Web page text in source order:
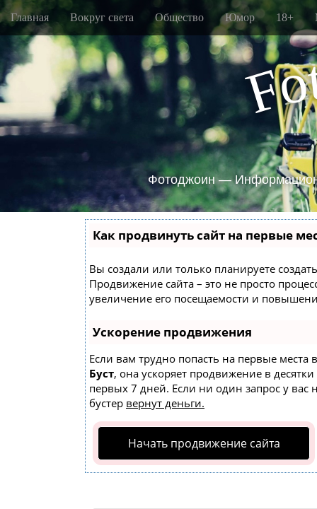
M
a
n
m
e
n
u
S
k
i
o
c
o
n
Главная Вокруг света Общество Юмор 18+
Fo
Фотоджоин —
Как продвинуть сайт на первые
Вы создали или только планируете
Продвижение сайта – это не просто
увеличение его посещаемости и
Ускорение продвижения
Если вам трудно попасть на первые места
Буст, она ускоряет продвижение в
первых 7 дней. Если ни один запрос у вас
бустер вернут деньги.
Начать продвижение сайта